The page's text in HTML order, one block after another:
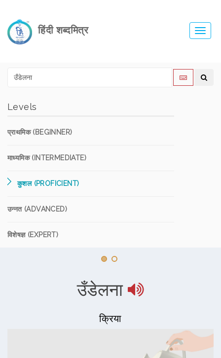
हिंदी शब्दमित्र
Levels
प्राथमिक (BEGINNER)
माध्यमिक (INTERMEDIATE)
कुशल (PROFICIENT)
उन्नत (ADVANCED)
विशेषज्ञ (EXPERT)
उँडेलना
क्रिया